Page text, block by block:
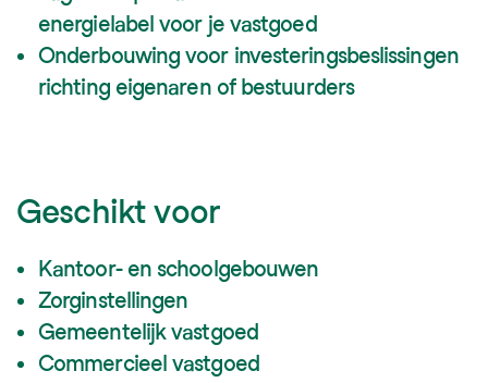
energielabel voor je vastgoed
Onderbouwing voor investeringsbeslissingen
richting eigenaren of bestuurders
Geschikt voor
Kantoor- en schoolgebouwen
Zorginstellingen
Gemeentelijk vastgoed
Commercieel vastgoed